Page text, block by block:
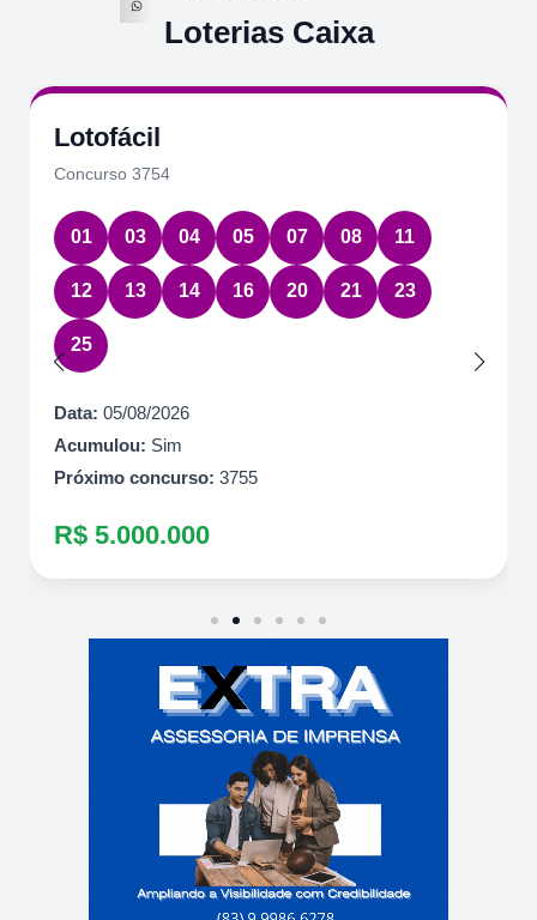
Loterias Caixa
Lotofácil
Concurso 3754
01 03 04 05 07 08 11
12 13 14 16 20 21 23
25
Data: 05/08/2026
Acumulou: Sim
Próximo concurso: 3755
R$ 5.000.000